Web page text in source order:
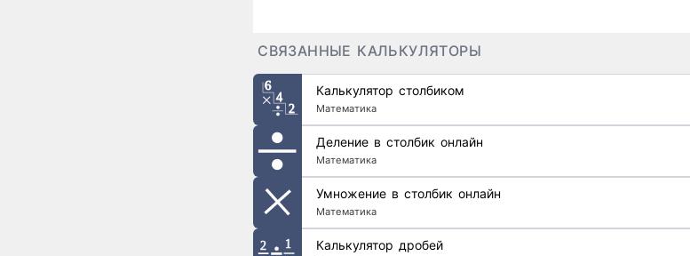
СВЯЗАННЫЕ КАЛЬКУЛЯТОРЫ
Калькулятор столбиком
Математика
Деление в столбик онлайн
Математика
Умножение в столбик онлайн
Математика
Калькулятор дробей